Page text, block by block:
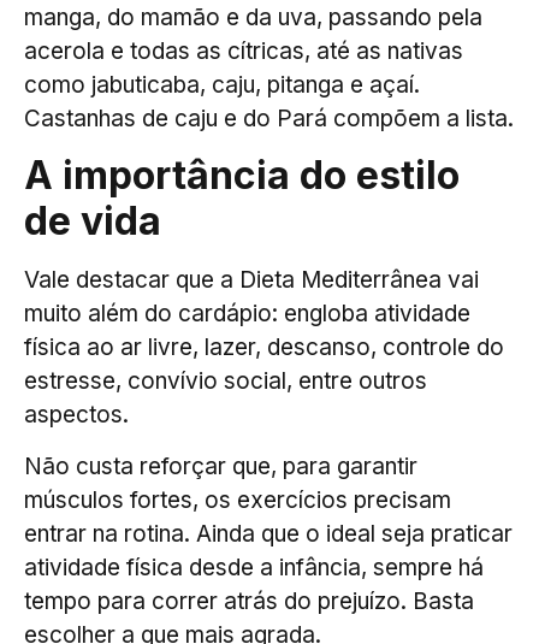
manga, do mamão e da uva, passando pela
acerola e todas as cítricas, até as nativas
como jabuticaba, caju, pitanga e açaí.
Castanhas de caju e do Pará compõem a lista.
A importância do estilo
de vida
Vale destacar que a Dieta Mediterrânea vai
muito além do cardápio: engloba atividade
física ao ar livre, lazer, descanso, controle do
estresse, convívio social, entre outros
aspectos.
Não custa reforçar que, para garantir
músculos fortes, os exercícios precisam
entrar na rotina. Ainda que o ideal seja praticar
atividade física desde a infância, sempre há
tempo para correr atrás do prejuízo. Basta
escolher a que mais agrada.